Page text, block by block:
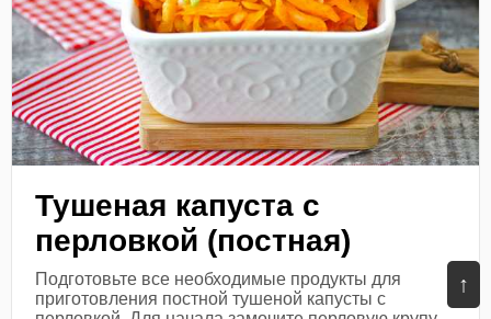
↑
Тушеная капуста с
перловкой (постная)
Подготовьте все необходимые продукты для
приготовления постной тушеной капусты с